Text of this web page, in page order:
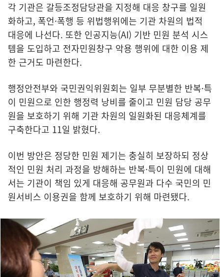
각 기관은 갈등조정담당관을 지정해 대응 창구를 일원
화하고, 폭언·폭행 등 위법행위에는 기관 차원의 법적
대응에 나선다. 또한 인공지능(AI) 기반 민원 분석 시스
템을 도입하고 전자민원창구 악용 행위에 대한 이용 제
한 근거도 마련한다.
행정안전부와 국민권익위원회는 일부 무분별한 반복·특
이 민원으로 인한 행정력 낭비를 줄이고 민원 담당 공무
원을 보호하기 위해 기관 차원의 일원화된 대응체계를
구축한다고 11일 밝혔다.
이번 방안은 정당한 민원 제기는 충실히 보장하되 정상
적인 민원 처리 과정을 방해하는 반복·특이 민원에 대해
서는 기관이 책임 있게 대응해 공무원과 다수 국민의 민
원서비스 이용권을 함께 보호하기 위해 마련됐다.